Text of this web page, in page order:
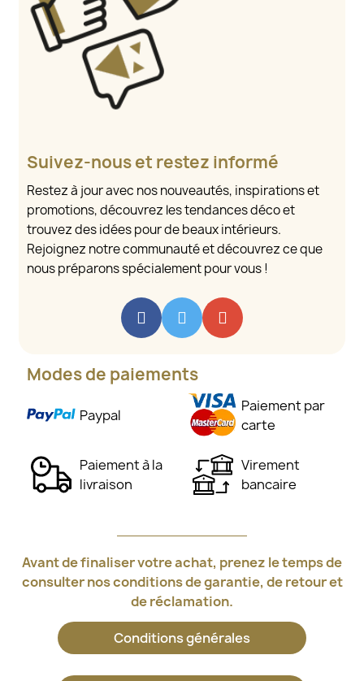
Suivez-nous et restez informé
Restez à jour avec nos nouveautés, inspirations et
promotions, découvrez les tendances déco et
trouvez des idées pour de beaux intérieurs.
Rejoignez notre communauté et découvrez ce que
nous préparons spécialement pour vous !
Modes de paiements
Paypal
Paiement par
carte
Paiement à la
livraison
Virement
bancaire
Avant de finaliser votre achat, prenez le temps de
consulter nos conditions de garantie, de retour et
de réclamation.
Conditions générales